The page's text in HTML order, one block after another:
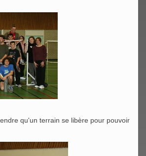
qu'un terrain se libère pour pouvoir